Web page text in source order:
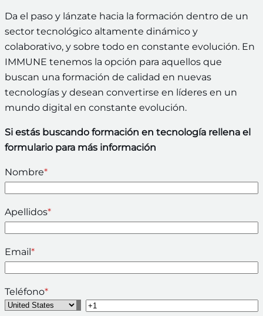
Da el paso y lánzate hacia la formación dentro de un
sector tecnológico altamente dinámico y
colaborativo, y sobre todo en constante evolución. En
IMMUNE tenemos la opción para aquellos que
buscan una formación de calidad en nuevas
tecnologías y desean convertirse en líderes en un
mundo digital en constante evolución.
Si estás buscando formación en tecnología rellena el
formulario para más información
Nombre*
Apellidos*
Email*
Teléfono*